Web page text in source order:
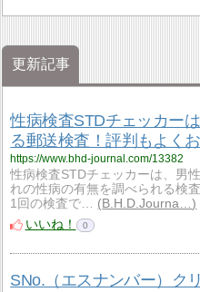
更新記事
性病検査STDチェッカー
る郵送検査！評判もよく
https://www.bhd-journal.com/13382
性病検査STDチェッカーは、男
れの性病の有無を調べられる検査
1回の検査で…
B.H.D.Journa…
いいね！
0
SNo.（エスナンバー）ク